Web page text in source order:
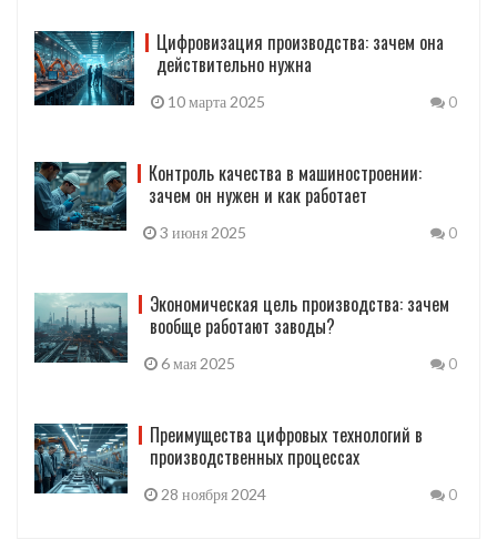
Цифровизация производства: зачем она
действительно нужна
10 марта 2025 0
Контроль качества в машиностроении:
зачем он нужен и как работает
3 июня 2025 0
Экономическая цель производства: зачем
вообще работают заводы?
6 мая 2025 0
Преимущества цифровых технологий в
производственных процессах
28 ноября 2024 0